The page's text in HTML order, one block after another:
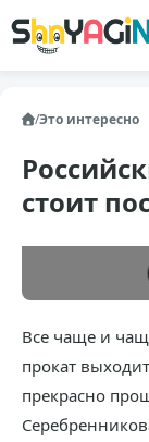
/Это интересно
стоит
Все чаще и
прокат
прекрасно